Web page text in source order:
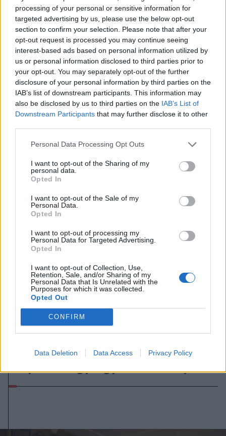
processing of your personal or sensitive information for
targeted advertising by us, please use the below opt-out
section to confirm your selection. Please note that after your
opt-out request is processed you may continue seeing
interest-based ads based on personal information utilized by
us or personal information disclosed to third parties prior to
your opt-out. You may separately opt-out of the further
disclosure of your personal information by third parties on the
IAB’s list of downstream participants. This information may
also be disclosed by us to third parties on the IAB’s List of
Downstream Participants that may further disclose it to other
Personal Data Processing Opt Outs
I want to opt-out of the Sharing of my
personal data.
Opted In
I want to opt-out of the Sale of my
Personal Data.
Opted In
I want to opt-out of processing my
Personal Data for Targeted Advertising.
Opted In
I want to opt-out of Collection, Use,
Retention, Sale, and/or Sharing of my
Personal Data that Is Unrelated with the
Purposes for which it was collected.
Opted Out
CONFIRM
Data Deletion Data Access Privacy Policy
Nőileg
Sándor Ella: Na, indíts, s
menjünk!
A rovat további cikkei
2026. augusztus 07., péntek
A közvilágításon spórol a